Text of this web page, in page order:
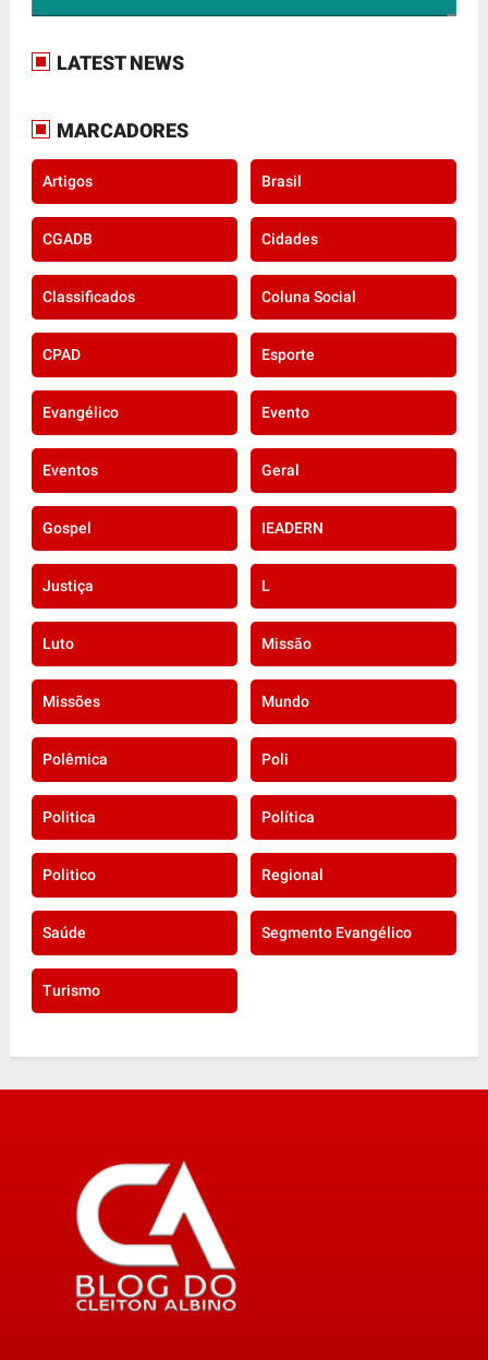
LATEST NEWS
MARCADORES
Artigos Brasil
CGADB Cidades
Classificados Coluna Social
CPAD Esporte
Evangélico Evento
Eventos Geral
Gospel IEADERN
Justiça L
Luto Missão
Missões Mundo
Polêmica Poli
Politica Política
Politico Regional
Saúde Segmento Evangélico
Turismo